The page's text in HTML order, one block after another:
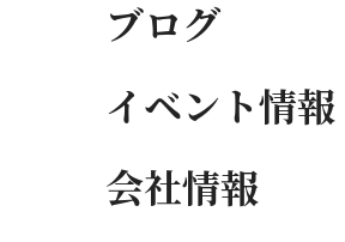
ブログ
イベント情報
会社情報